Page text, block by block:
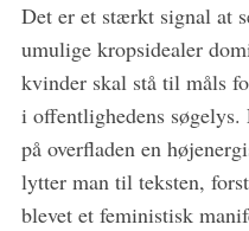
Det er et stærkt signal at
umulige kropsidealer
kvinder skal stå til måls
i offentlighedens
på overfladen en
lytter man til teksten,
blevet et feministisk